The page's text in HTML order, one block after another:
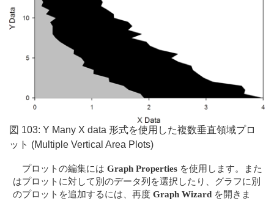
図 103: Y Many X data 形式を使用した複数垂直領域プロ
ット (Multiple Vertical Area Plots)
プロットの編集にはGraph Properties を使用します。また
はプロットに対して別のデータ列を選択したり、グラフに別
のプロットを追加するには、再度Graph Wizard を開きま